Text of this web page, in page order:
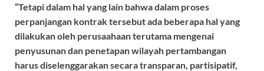
“Tetapi dalam hal yang lain bahwa dalam proses
perpanjangan kontrak tersebut ada beberapa hal yang
dilakukan oleh perusaahaan terutama mengenai
penyusunan dan penetapan wilayah pertambangan
harus diselenggarakan secara transparan, partisipatif,